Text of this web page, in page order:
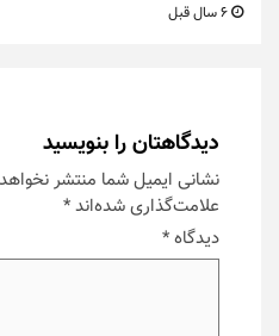
دیدگاهتان را بنویسید
نشانی ایمیل شما منتشر
علامت‌گذاری شده‌اند*
دیدگاه*